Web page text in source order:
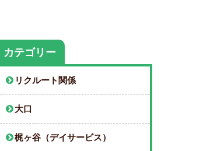
カテゴリー
リクルート関係
大口
梶ヶ谷（デイサービス）